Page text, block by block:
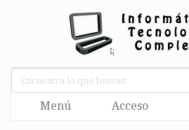
Menú Acceso